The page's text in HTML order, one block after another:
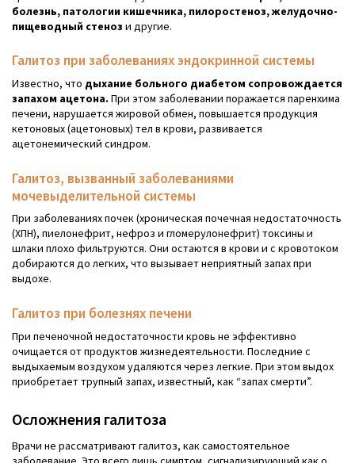
болезнь, патологии кишечника, пилоростеноз, желудочно-
пищеводный стеноз и другие.
Галитоз при заболеваниях эндокринной системы
Известно, что дыхание больного диабетом сопровождается
запахом ацетона. При этом заболевании поражается паренхима
печени, нарушается жировой обмен, повышается продукция
кетоновых (ацетоновых) тел в крови, развивается
ацетонемический синдром.
Галитоз, вызванный заболеваниями
мочевыделительной системы
При заболеваниях почек (хроническая почечная недостаточность
(ХПН), пиелонефрит, нефроз и гломерулонефрит) токсины и
шлаки плохо фильтруются. Они остаются в крови и с кровотоком
добираются до легких, что вызывает неприятный запах при
выдохе.
Галитоз при болезнях печени
При печеночной недостаточности кровь не эффективно
очищается от продуктов жизнедеятельности. Последние с
выдыхаемым воздухом удаляются через легкие. При этом выдох
приобретает трупный запах, известный, как “запах смерти”.
Осложнения галитоза
Врачи не рассматривают галитоз, как самостоятельное